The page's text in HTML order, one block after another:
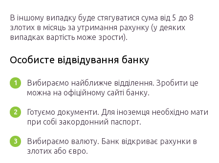
В іншому випадку буде стягуватися сума від 5 до 8
злотих в місяць за утримання рахунку (у деяких
випадках вартість може зрости).
Особисте відвідування банку
Вибираємо найближче відділення. Зробити це
можна на офіційному сайті банку.
Готуємо документи. Для іноземця необхідно мати
при собі закордонний паспорт.
Вибираємо валюту. Банк відкриває рахунки в
злотих або євро.